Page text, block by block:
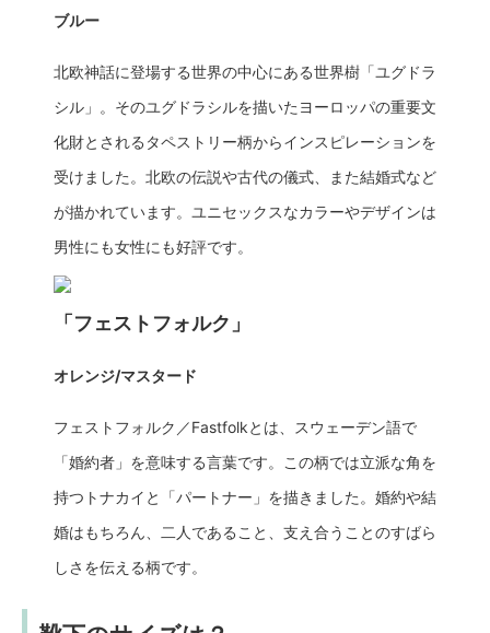
ブルー
北欧神話に登場する世界の中心にある世界樹「ユグドラ
シル」。そのユグドラシルを描いたヨーロッパの重要文
化財とされるタペストリー柄からインスピレーションを
受けました。北欧の伝説や古代の儀式、また結婚式など
が描かれています。ユニセックスなカラーやデザインは
男性にも女性にも好評です。
「フェストフォルク」
オレンジ/マスタード
フェストフォルク／Fastfolkとは、スウェーデン語で
「婚約者」を意味する言葉です。この柄では立派な角を
持つトナカイと「パートナー」を描きました。婚約や結
婚はもちろん、二人であること、支え合うことのすばら
しさを伝える柄です。